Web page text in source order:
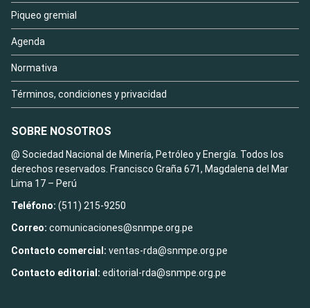
Piqueo gremial
Agenda
Normativa
Términos, condiciones y privacidad
SOBRE NOSOTROS
@ Sociedad Nacional de Minería, Petróleo y Energía. Todos los
derechos reservados. Francisco Graña 671, Magdalena del Mar
Lima 17 – Perú
Teléfono: (511) 215-9250
Correo: comunicaciones@snmpe.org.pe
Contacto comercial: ventas-rda@snmpe.org.pe
Contacto editorial: editorial-rda@snmpe.org.pe